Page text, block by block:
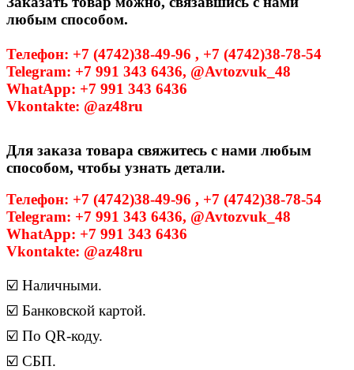
любым способом.
Телефон: +7 (4742)38-49-96 , +7 (4742)38-78-54
Telegram: +7 991 343 6436, @Avtozvuk_48
WhatApp: +7 991 343 6436
Vkontakte: @az48ru
Для заказа товара свяжитесь с нами любым
способом, чтобы узнать детали.
Телефон: +7 (4742)38-49-96 , +7 (4742)38-78-54
Telegram: +7 991 343 6436, @Avtozvuk_48
WhatApp: +7 991 343 6436
Vkontakte: @az48ru
☑️ Наличными.
☑️ Банковской картой.
☑️ По QR-коду.
☑️ СБП.